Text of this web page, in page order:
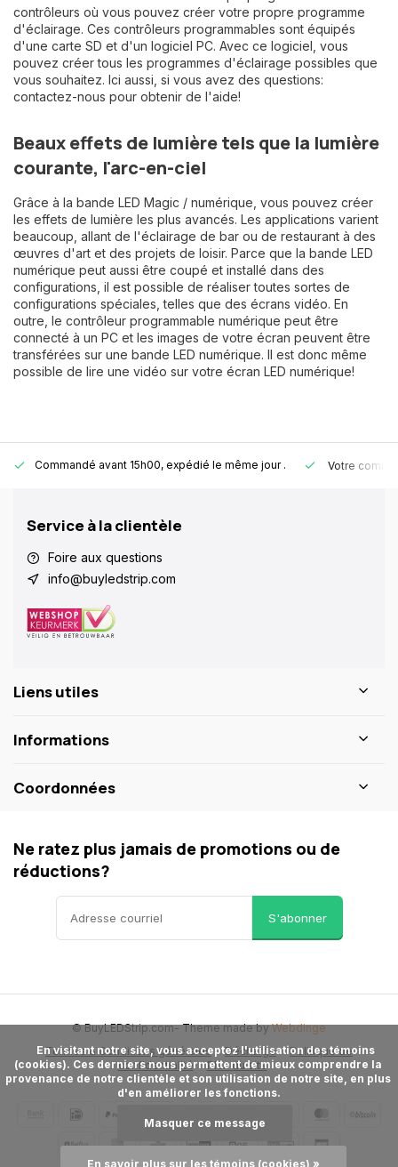
contrôleurs où vous pouvez créer votre propre programme
d'éclairage. Ces contrôleurs programmables sont équipés
d'une carte SD et d'un logiciel PC. Avec ce logiciel, vous
pouvez créer tous les programmes d'éclairage possibles que
vous souhaitez. Ici aussi, si vous avez des questions:
contactez-nous pour obtenir de l'aide!
Beaux effets de lumière tels que la lumière
courante, l'arc-en-ciel
Grâce à la bande LED Magic / numérique, vous pouvez créer
les effets de lumière les plus avancés. Les applications varient
beaucoup, allant de l'éclairage de bar ou de restaurant à des
œuvres d'art et des projets de loisir. Parce que la bande LED
numérique peut aussi être coupé et installé dans des
configurations, il est possible de réaliser toutes sortes de
configurations spéciales, telles que des écrans vidéo. En
outre, le contrôleur programmable numérique peut être
connecté à un PC et les images de votre écran peuvent être
transférées sur une bande LED numérique. Il est donc même
possible de lire une vidéo sur votre écran LED numérique!
Commandé avant 15h00, expédié le même jour . Votre
Service à la clientèle
Foire aux questions
info@buyledstrip.com
Liens utiles
Informations
Coordonnées
Ne ratez plus jamais de promotions ou de
réductions?
S'abonner
Termes & Conditions générales Décharge
Politique de
confidentialité
Plan du site
© BuyLEDStrip.com- Theme made byWebdinge
(cookies). Ces derniers nous permettent de mieux comprendre la
provenance de notre clientèle et son utilisation de notre site, en plus
d'en améliorer les fonctions.
Masquer ce message
En savoir plus sur les témoins (cookies) »